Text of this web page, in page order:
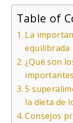
Table of
La
equilibrada
¿Qué son
5
la dieta de
Consejos